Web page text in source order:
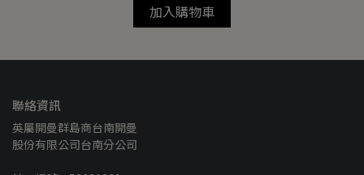
加入購物車
聯絡資訊
英屬開曼群島商台南開曼
股份有限公司台南分公司